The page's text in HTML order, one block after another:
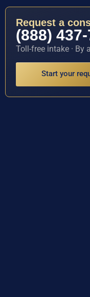
Request a
(888)
Toll-free intake · By
Start your